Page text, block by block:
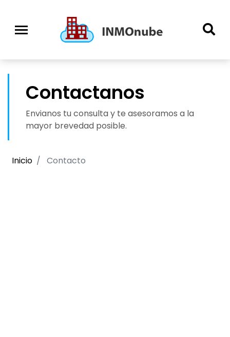
Contactanos
Envianos tu consulta y te asesoramos a la
mayor brevedad posible.
Inicio Contacto